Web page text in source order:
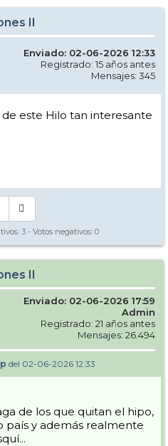
II
Enviado: 02-06-2026 12:33
Registrado: 15 años antes
Mensajes: 345
este Hilo tan interesante
3 - Votos negativos: 0
II
Enviado: 02-06-2026 17:59
Admin
Registrado: 21 años antes
Mensajes: 26.494
del 02-06-2026 12:33
de los que quitan el hipo,
país y además realmente